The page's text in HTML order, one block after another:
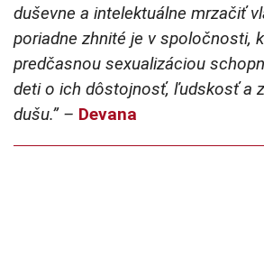
duševne a intelektuálne mrzačiť
poriadne zhnité je v spoločnosti,
predčasnou sexualizáciou
deti o ich dôstojnosť, ľudskosť a
dušu.” – Devana